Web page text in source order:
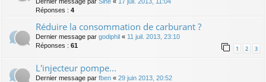
Dernier message par Sine « 17 juil. 2013, 11:04
Réponses : 4
Réduire la consommation de carburant ?
Dernier message par godiphil « 11 juil. 2013, 23:10
Réponses : 61 1 2 3
L'injecteur pompe...
Dernier message par fben « 29 juin 2013, 20:52